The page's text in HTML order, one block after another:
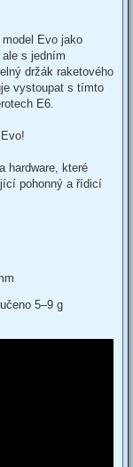
Evo jako
s jedním
držák raketového
vystoupat s tímto
E6.
hardware, které
pohonný a řídicí
5–9 g